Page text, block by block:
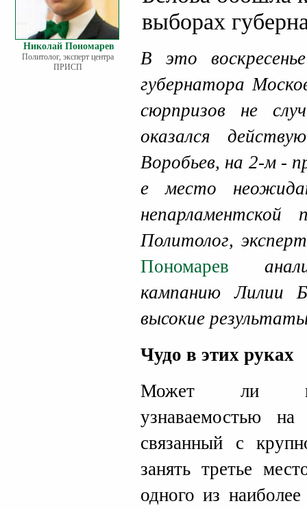
Николай Пономарев
Политолог, эксперт центра
ПРИСП
выборах
В это
губернатора
сюрпризов не
оказался
Воробьев, на 2-м -
е место
Политолог,
Пономарев
кампанию Лилии
высокие
Чудо в этих руках
Может ли
узнаваемостью
связанный с
занять третье
одного из